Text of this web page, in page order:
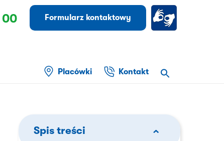
00 Formularz kontaktowy
Placówki Kontakt
Spis treści